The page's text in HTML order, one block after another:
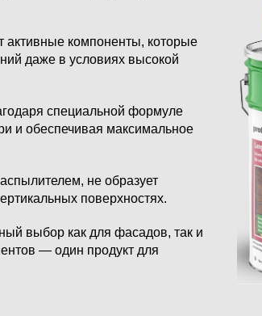
активные компоненты, которые
даже в условиях высокой
специальной формуле
и обеспечивая максимальное
не образует
поверхностях.
выбор как для фасадов, так и
— один продукт для